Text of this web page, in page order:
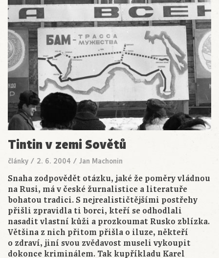
Tintin v zemi Sovětů
články / 2. 6. 2004 / Jan Machonin
Snaha zodpovědět otázku, jaké že poměry vládnou
na Rusi, má v české žurnalistice a literatuře
bohatou tradici. S nejrealističtějšími postřehy
přišli zpravidla ti borci, kteří se odhodlali
nasadit vlastní kůži a prozkoumat Rusko zblízka.
Většina z nich přitom přišla o iluze, někteří
o zdraví, jiní svou zvědavost museli vykoupit
dokonce kriminálem. Tak kupříkladu Karel